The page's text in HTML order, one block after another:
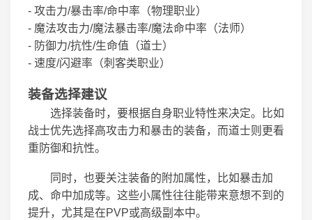
- 攻击力/暴击率/命中率（物理职业）
- 魔法攻击力/魔法暴击率/魔法命中率（法师）
- 防御力/抗性/生命值（道士）
- 速度/闪避率（刺客类职业）
装备选择建议
选择装备时，要根据自身职业特性来决定。比如
战士优先选择高攻击力和暴击的装备，而道士则更看
重防御和抗性。
同时，也要关注装备的附加属性，比如暴击加
成、命中加成等。这些小属性往往能带来意想不到的
提升，尤其是在PVP或高级副本中。